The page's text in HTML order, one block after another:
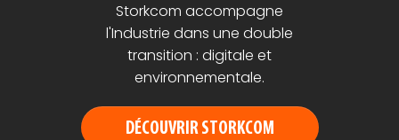
Storkcom accompagne
l'Industrie dans une double
transition : digitale et
environnementale.
DÉCOUVRIR STORKCOM